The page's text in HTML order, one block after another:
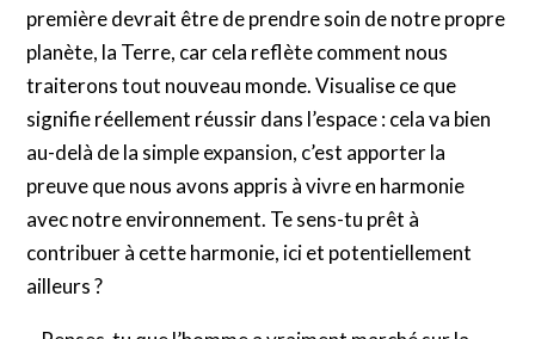
première devrait être de prendre soin de notre propre
planète, la Terre, car cela reflète comment nous
traiterons tout nouveau monde. Visualise ce que
signifie réellement réussir dans l’espace : cela va bien
au-delà de la simple expansion, c’est apporter la
preuve que nous avons appris à vivre en harmonie
avec notre environnement. Te sens-tu prêt à
contribuer à cette harmonie, ici et potentiellement
ailleurs ?